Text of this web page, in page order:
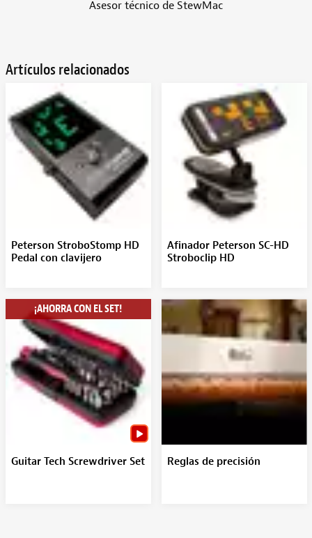
Asesor técnico de StewMac
Artículos relacionados
Peterson StroboStomp HD
Pedal con clavijero
Afinador Peterson SC-HD
Stroboclip HD
¡AHORRA CON EL SET!
Guitar Tech Screwdriver Set Reglas de precisión